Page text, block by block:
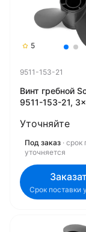
5
9511-153-21
Винт гребной
9511-153-21,
Уточняйте
Под заказ · срок
уточняется
Срок поставки